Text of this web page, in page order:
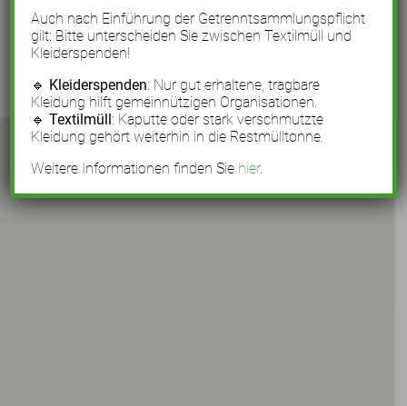
Auch nach Einführung der Getrenntsammlungspflicht
gilt: Bitte unterscheiden Sie zwischen Textilmüll und
Kleiderspenden!
🔹 Kleiderspenden: Nur gut erhaltene, tragbare
Kleidung hilft gemeinnützigen Organisationen.
🔹Textilmüll: Kaputte oder stark verschmutzte
Kleidung gehört weiterhin in die Restmülltonne.
Weitere Informationen finden Sie hier.